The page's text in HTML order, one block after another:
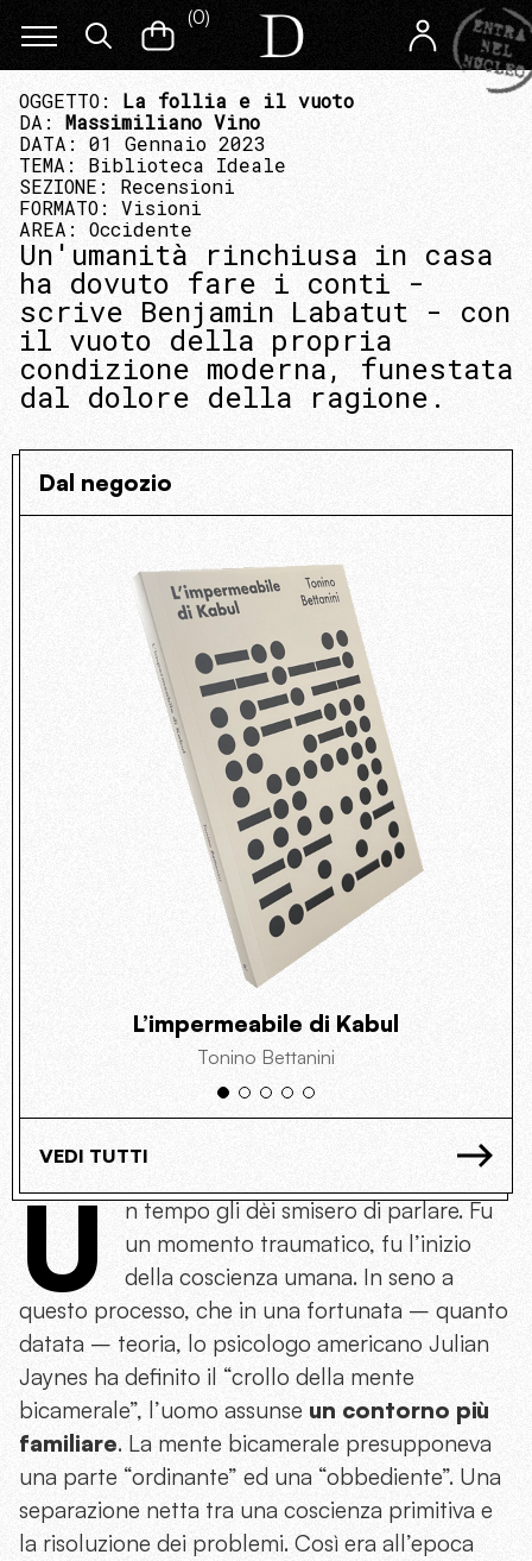
(0)
OGGETTO: La follia e il vuoto
DA: Massimiliano Vino
DATA: 01 Gennaio 2023
TEMA: Biblioteca Ideale
SEZIONE: Recensioni
FORMATO: Visioni
AREA: Occidente
Un'umanità rinchiusa in casa
ha dovuto fare i conti -
scrive Benjamin Labatut - con
il vuoto della propria
condizione moderna, funestata
dal dolore della ragione.
Dal negozio
L’impermeabile di Kabul
Tonino Bettanini
VEDI TUTTI
U
n tempo gli dèi smisero di parlare. Fu
un momento traumatico, fu l’inizio
della coscienza umana. In seno a
questo processo, che in una fortunata – quanto
datata – teoria, lo psicologo americano Julian
Jaynes ha definito il “crollo della mente
bicamerale”, l’uomo assunse un contorno più
familiare. La mente bicamerale presupponeva
una parte “ordinante” ed una “obbediente”. Una
separazione netta tra una coscienza primitiva e
la risoluzione dei problemi. Così era all’epoca